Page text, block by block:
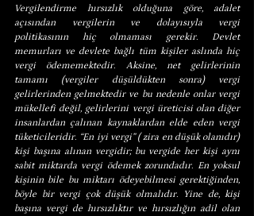
Vergilendirme hırsızlık olduğuna göre, adalet
açısından vergilerin ve dolayısıyla vergi
politikasının hiç olmaması gerekir. Devlet
memurları ve devlete bağlı tüm kişiler aslında hiç
vergi ödememektedir. Aksine, net gelirlerinin
tamamı (vergiler düşüldükten sonra) vergi
gelirlerinden gelmektedir ve bu nedenle onlar vergi
mükellefi değil, gelirlerini vergi üreticisi olan diğer
insanlardan çalınan kaynaklardan elde eden vergi
tüketicileridir. “En iyi vergi” ( zira en düşük olanıdır)
kişi başına alınan vergidir; bu vergide her kişi aynı
sabit miktarda vergi ödemek zorundadır. En yoksul
kişinin bile bu miktarı ödeyebilmesi gerektiğinden,
böyle bir vergi çok düşük olmalıdır. Yine de, kişi
başına vergi de hırsızlıktır ve hırsızlığın adil olan